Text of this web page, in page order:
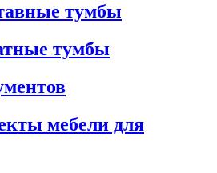
тумбы
тумбы
мебели для